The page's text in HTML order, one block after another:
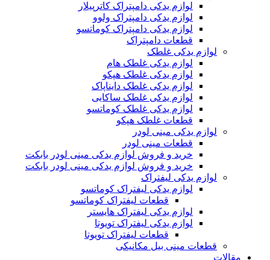
لوازم یدکی دامپتراک کاترپیلار
لوازم یدکی دامپتراک ولوو
لوازم یدکی دامپتراک کوماتسو
قطعات دامپتراک
لوازم یدکی غلطک
لوازم یدکی غلطک هام
لوازم یدکی غلطک هپکو
لوازم یدکی غلطک دایناپاک
لوازم یدکی غلطک ساکایی
لوازم یدکی غلطک کوماتسو
قطعات غلطک هپکو
لوازم یدکی مینی لودر
قطعات مینی لودر
خرید و فروش لوازم یدکی مینی لودر بابکت
خرید و فروش لوازم یدکی مینی لودر بابکت
لوازم یدکی لیفتراک
لوازم یدکی لیفتراک کوماتسو
قطعات لیفتراک کوماتسو
لوازم یدکی لیفتراک هایستر
لوازم یدکی لیفتراک تویوتا
قطعات لیفتراک تویوتا
قطعات مینی بیل مکانیکی